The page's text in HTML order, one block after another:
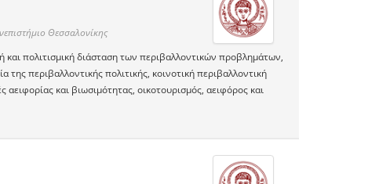
Θεσσαλονίκης
και πολιτισμική διάσταση των περιβαλλοντικών προβλημάτων,
περιβαλλοντικής πολιτικής, κοινοτική περιβαλλοντική
και βιωσιμότητας, οικοτουρισμός, αειφόρος και